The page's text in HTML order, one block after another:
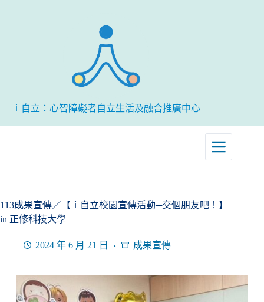
ｉ自立：心智障礙者自立生活及融合推廣中心
113成果宣傳／【ｉ自立校園宣傳活動─交個朋友吧！】
in 正修科技大學
2024 年 6 月 21 日 成果宣傳